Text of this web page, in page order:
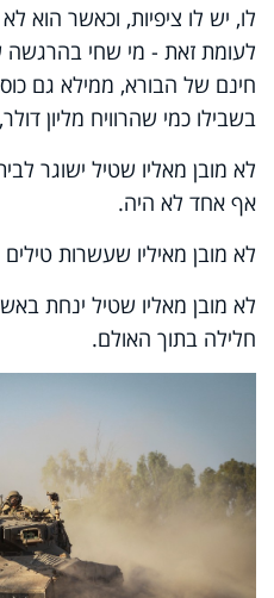
לו, יש לו ציפיות, וכאשר הוא
לעומת זאת - מי שחי
חינם של הבורא, ממילא גם
בשבילו כמי שהרוויח מליון
לא מובן מאליו שטיל ישוגר
אף אחד לא היה.
לא מובן מאיליו שעשרות טילים
לא מובן מאליו שטיל ינחת
חלילה בתוך האולם.